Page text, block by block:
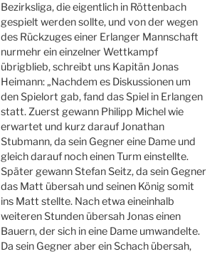
Bezirksliga, die eigentlich in Röttenbach
gespielt werden sollte, und von der wegen
des Rückzuges einer Erlanger Mannschaft
nurmehr ein einzelner Wettkampf
übrigblieb, schreibt uns Kapitän Jonas
Heimann: „Nachdem es Diskussionen um
den Spielort gab, fand das Spiel in Erlangen
statt. Zuerst gewann Philipp Michel wie
erwartet und kurz darauf Jonathan
Stubmann, da sein Gegner eine Dame und
gleich darauf noch einen Turm einstellte.
Später gewann Stefan Seitz, da sein Gegner
das Matt übersah und seinen König somit
ins Matt stellte. Nach etwa eineinhalb
weiteren Stunden übersah Jonas einen
Bauern, der sich in eine Dame umwandelte.
Da sein Gegner aber ein Schach übersah,